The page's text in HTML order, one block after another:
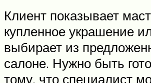
Клиент показывает
купленное украшение
выбирает из
салоне. Нужно быть
тому, что специалист